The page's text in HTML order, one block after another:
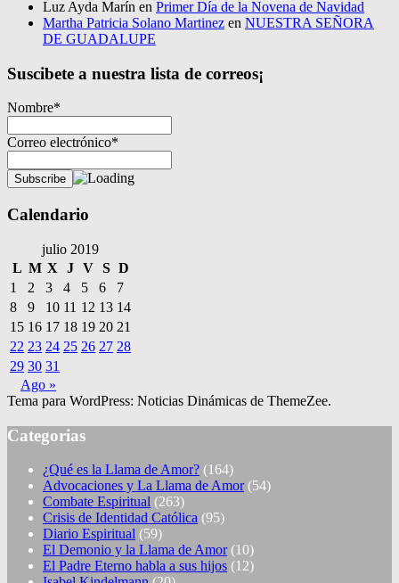
Luz Ayda Marín en Primer Día de la Novena de Navidad
Martha Patricia Solano Martinez en NUESTRA SEÑORA
DE GUADALUPE
Suscibete a nuestra lista de correos¡
Nombre*
Correo electrónico*
Calendario
julio 2019
L M X J V S D
1
2 3 4 5 6
7
8
9 10 11 12 13 14
15 16 17 18 19 20 21
22 23 24 25 26 27 28
29 30 31
Ago »
Tema para WordPress: Noticias Dinámicas de ThemeZee.
Categorias
¿Qué es la Llama de Amor? (164)
Advocaciones y La Llama de Amor(54)
Combate Espiritual (263)
Crisis de Identidad Católica (95)
Diario Espiritual (59)
El Demonio y la Llama de Amor(10)
El Padre Eterno habla a sus hijos (12)